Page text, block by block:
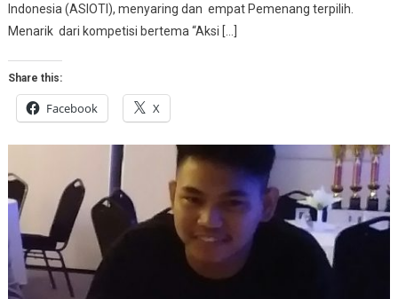
Indonesia (ASIOTI), menyaring dan empat Pemenang terpilih.
Menarik dari kompetisi bertema “Aksi […]
Share this:
Facebook X